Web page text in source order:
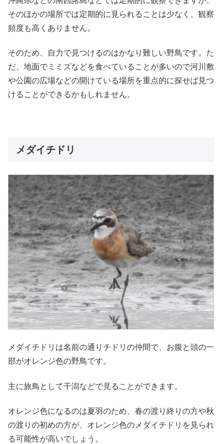
そのほかの場所では定期的に見られることは少なく、観察
頻度も高くありません。
そのため、自力で見つけるのはかなり難しい野鳥です。た
だ、地面でミミズなどを食べていることが多いので河川敷
や公園の広場などの開けている場所を重点的に探せば見つ
けることができるかもしれません。
メダイチドリ
メダイチドリは名前の通りチドリの仲間で、お腹と頭の一
部がオレンジ色の野鳥です。
主に旅鳥として干潟などで見ることができます。
オレンジ色になるのは夏羽のため、春の渡り終りの方や秋
の渡りの初めの方が、オレンジ色のメダイチドリを見られ
る可能性が高いでしょう。